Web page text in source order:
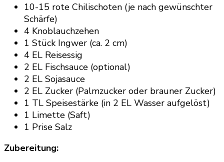
10-15 rote Chilischoten (je nach gewünschter
Schärfe)
4 Knoblauchzehen
1 Stück Ingwer (ca. 2 cm)
4 EL Reisessig
2 EL Fischsauce (optional)
2 EL Sojasauce
2 EL Zucker (Palmzucker oder brauner Zucker)
1 TL Speisestärke (in 2 EL Wasser aufgelöst)
1 Limette (Saft)
1 Prise Salz
Zubereitung: